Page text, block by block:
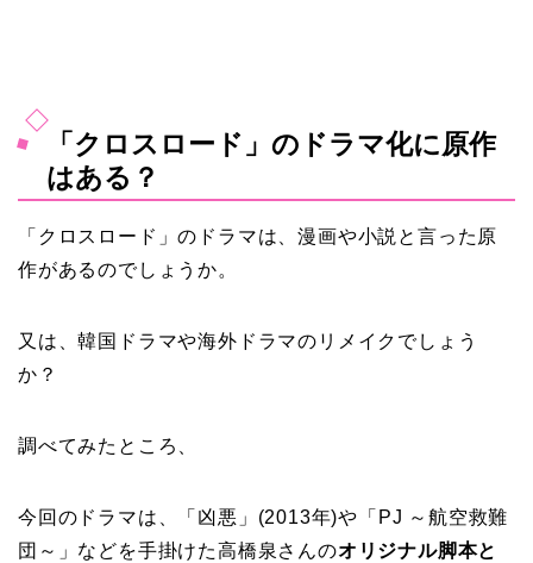
「クロスロード」のドラマ化に原作
はある？
「クロスロード」のドラマは、漫画や小説と言った原
作があるのでしょうか。
又は、韓国ドラマや海外ドラマのリメイクでしょう
か？
調べてみたところ、
今回のドラマは、「凶悪」(2013年)や「PJ ～航空救難
団～」などを手掛けた高橋泉さんのオリジナル脚本と